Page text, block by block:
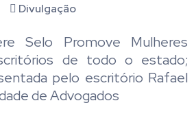
Divulgação
Selo Promove Mulheres
de todo o estado;
pelo escritório Rafael
de Advogados